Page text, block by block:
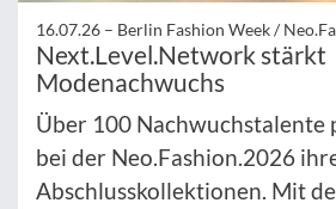
16.07.26 – Berlin Fashion Week /
Next.Level.Network stärkt
Modenachwuchs
Über 100 Nachwuchstalente
bei der Neo.Fashion.2026
Abschlusskollektionen. Mit